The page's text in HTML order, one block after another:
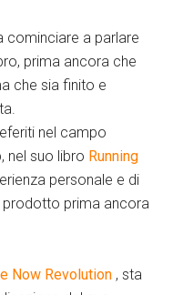
cominciare a parlare
prima ancora che
che sia finito e
nel campo
nel suo libro Running
personale e di
prodotto prima ancora
Now Revolution , sta